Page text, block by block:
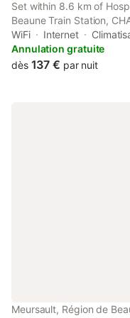
Set within 8.6 km of
Beaune Train Station,
MEURSAULT in
WiFi.
WiFi Internet
Annulation gratuite
dès 137 € par nuit
Meursault, Région de